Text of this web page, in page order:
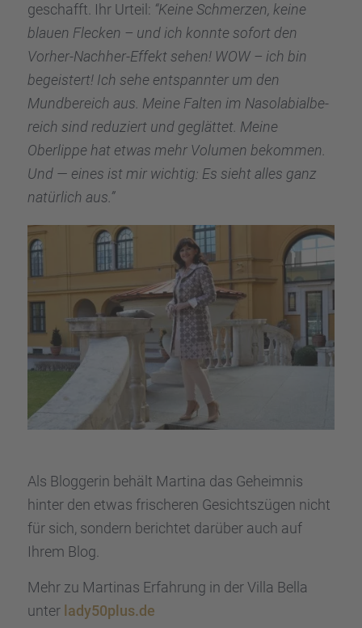
geschafft. Ihr Urteil: “Keine Schmer­zen, keine
blauen Flecken – und ich konnte sofort den
Vorher-Nachher-Effekt sehen! WOW – ich bin
begeis­tert! Ich sehe entspann­ter um den
Mundbe­reich aus. Meine Falten im Nasola­bi­al­be­
reich sind reduziert und geglät­tet. Meine
Oberlippe hat etwas mehr Volumen bekom­men.
Und — eines ist mir wichtig: Es sieht alles ganz
natür­lich aus.”
Als Blogge­rin behält Martina das Geheim­nis
hinter den etwas frische­ren Gesichts­zü­gen nicht
für sich, sondern berich­tet darüber auch auf
Ihrem Blog.
Mehr zu Marti­nas Erfah­rung in der Villa Bella
unter lady50plus.de